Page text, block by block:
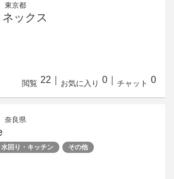
東京都
ックス
閲覧 22 お気に入り 0 チャット 0
奈良県
水回り・キッチン その他